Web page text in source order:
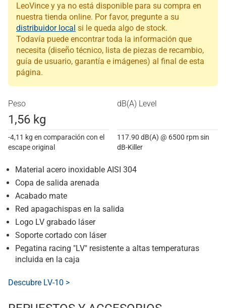
LeoVince y ya no está disponible para su compra en
nuestra tienda online. Por favor, pregunte a su
distribuidor local si le queda algo de stock.
Todavía puede encontrar toda la información que
necesita (diseño técnico, lista de piezas de recambio,
guía de usuario, garantía e imágenes) al final de esta
página.
Peso
1,56 kg
-4,11 kg en comparación con el
escape original
dB(A) Level
117.90 dB(A) @ 6500 rpm sin
dB-Killer
Material acero inoxidable AISI 304
Copa de salida arenada
Acabado mate
Red apagachispas en la salida
Logo LV grabado láser
Soporte cortado con láser
Pegatina racing "LV" resistente a altas temperaturas
incluida en la caja
Descubre LV-10 >